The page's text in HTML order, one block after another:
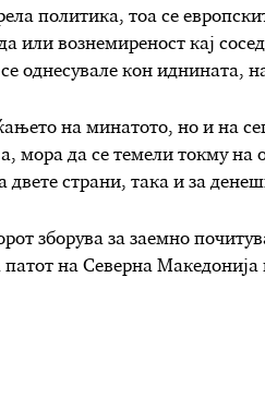
политика, тоа се
или вознемиреност кај
однесувале кон иднината,
на минатото, но и на
мора да се темели токму на
двете страни, така и за
зборува за заемно
на Северна Македонија